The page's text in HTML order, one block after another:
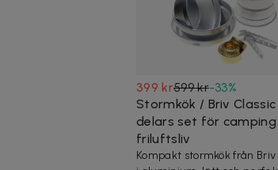
399 kr599 kr-33%
Stormkök / Briv
delars set för camping
friluftsliv
Kompakt stormkök från Briv